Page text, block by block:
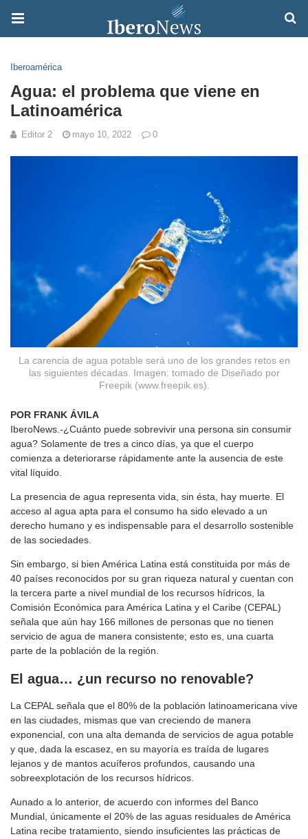
Iberoamérica
Agua: el problema que viene en
Latinoamérica
Editor 2 mayo 10, 2022 0
La carencia de agua potable será uno de los grandes retos en
las siguientes décadas. Imagen: tomado de Diseñado por
Freepik (www.freepik.es).
POR FRANK ÁVILA
IberoNews.-¿Cuánto puede sobrevivir una persona sin consumir
agua? Solamente de tres a cinco días, ya que el cuerpo
comienza a deteriorarse rápidamente ante la ausencia de este
vital líquido.
La presencia de agua representa vida, sin ésta, hay muerte. El
acceso al agua apta para el consumo ha sido elevado a un
derecho humano y es indispensable para el desarrollo sostenible
de las sociedades.
Sin embargo, si bien América Latina está constituida por más de
40 países reconocidos por su gran riqueza natural y cuentan con
la tercera parte a nivel mundial de los recursos hídricos, la
Comisión Económica para América Latina y el Caribe (CEPAL)
señala que aún hay 166 millones de personas que no tienen
servicio de agua de manera consistente; esto es, una cuarta
parte de la población de la región.
El agua… ¿un recurso no renovable?
La CEPAL señala que el 80% de la población latinoamericana vive
en las ciudades, mismas que van creciendo de manera
exponencial, con una alta demanda de servicios de agua potable
y que, dada la escasez, en su mayoría es traída de lugares
lejanos y de mantos acuíferos profundos, causando una
sobreexplotación de los recursos hídricos.
Aunado a lo anterior, de acuerdo con informes del Banco
Mundial, únicamente el 20% de las aguas residuales de América
Latina recibe tratamiento, siendo insuficientes las prácticas de